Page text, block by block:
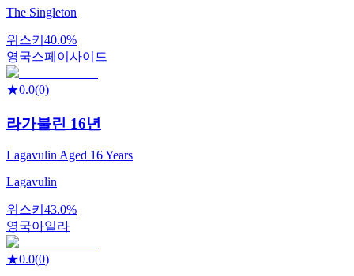
The Singleton
위스키 40.0%
영국스페이사이드
★0.0(0)
라가불린 16년
Lagavulin Aged 16 Years
Lagavulin
위스키 43.0%
영국아일라
★0.0(0)